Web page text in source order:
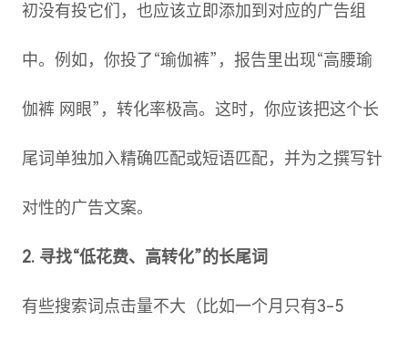
初没有投它们，也应该立即添加到对应的广告组
中。例如，你投了“瑜伽裤”，报告里出现“高腰瑜
伽裤 网眼”，转化率极高。这时，你应该把这个长
尾词单独加入精确匹配或短语匹配，并为之撰写针
对性的广告文案。
2. 寻找“低花费、高转化”的长尾词
有些搜索词点击量不大（比如一个月只有3-5